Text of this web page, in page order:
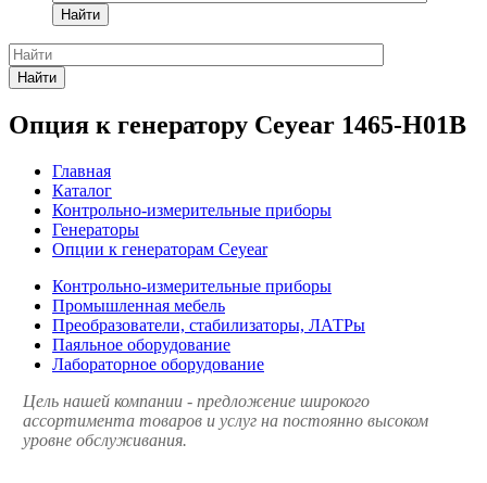
Найти
Найти
Опция к генератору Ceyear 1465-H01B
Главная
Каталог
Контрольно-измерительные приборы
Генераторы
Опции к генераторам Ceyear
Контрольно-измерительные приборы
Промышленная мебель
Преобразователи, стабилизаторы, ЛАТРы
Паяльное оборудование
Лабораторное оборудование
Цель нашей компании - предложение широкого
ассортимента товаров и услуг на постоянно высоком
уровне обслуживания.